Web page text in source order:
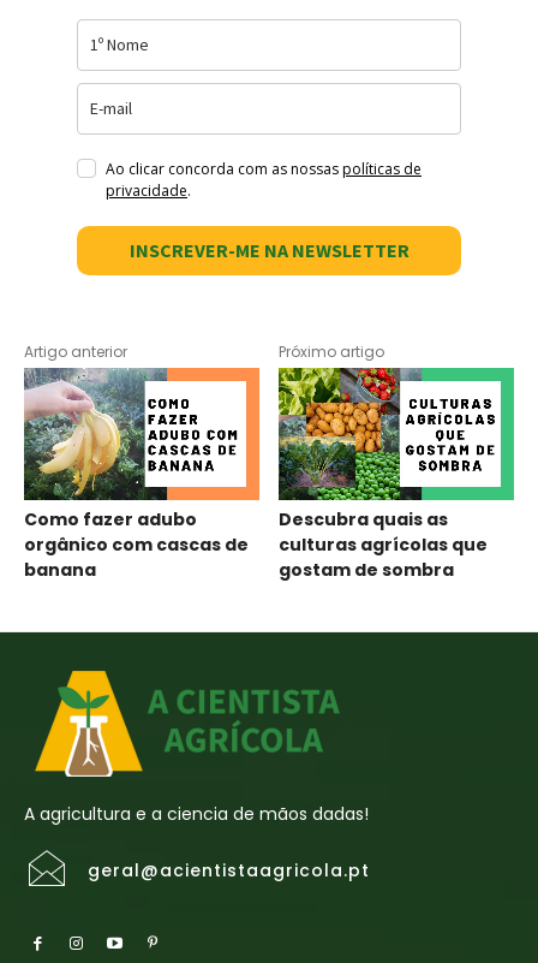
Ao clicar concorda com as nossaspolíticas de
privacidade.
INSCREVER-ME NA NEWSLETTER
Artigo anterior
Como fazer adubo
orgânico com cascas de
banana
Próximo artigo
Descubra quais as
culturas agrícolas que
gostam de sombra
A agricultura e a ciencia de mãos dadas!
geral@acientistaagricola.pt